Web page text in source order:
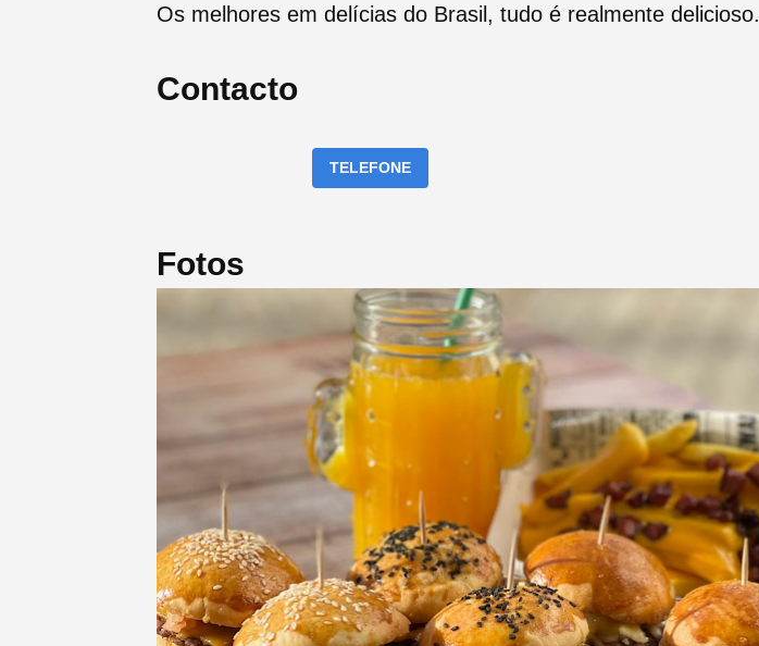
Os melhores em delícias do Brasil, tudo é realmente delicioso.
Contacto
TELEFONE
Fotos